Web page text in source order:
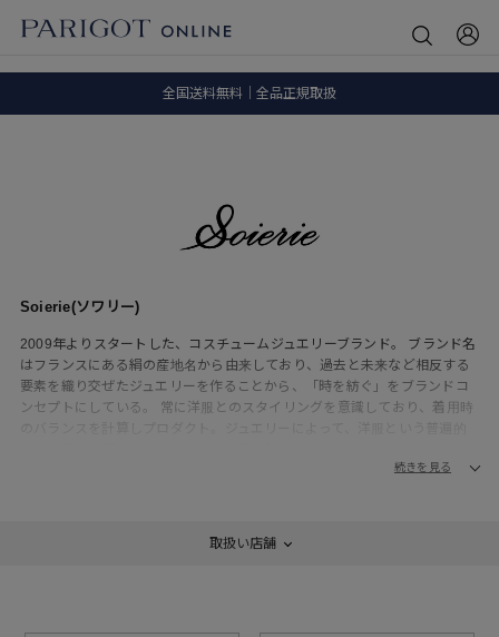
全国送料無料｜全品正規取扱
Soierie(ソワリー)
2009年よりスタートした、コスチュームジュエリーブランド。 ブランド名
はフランスにある絹の産地名から由来しており、過去と未来など相反する
要素を織り交ぜたジュエリーを作ることから、「時を紡ぐ」をブランドコ
ンセプトにしている。 常に洋服とのスタイリングを意識しており、着用時
続きを見る
取扱い店舗